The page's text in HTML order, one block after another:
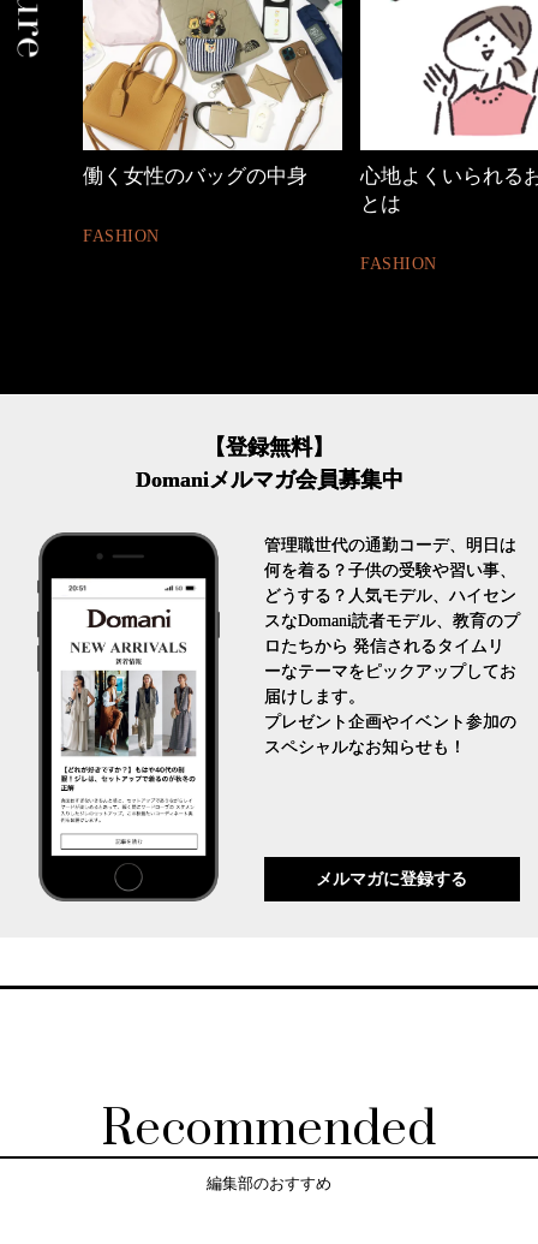
心地よくいられるおしゃれ
優木まおみさん「
割。」
LIFESTYLE
【登録無料】
Domaniメルマガ会員募集中
管理職世代の通勤コーデ、明日は
何を着る？子供の受験や習い事、
どうする？人気モデル、ハイセン
スなDomani読者モデル、教育のプ
ロたちから 発信されるタイムリ
ーなテーマをピックアップしてお
届けします。
プレゼント企画やイベント参加の
スペシャルなお知らせも！
メルマガに登録する
Recommended
編集部のおすすめ